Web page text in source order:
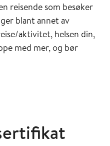
reisende som besøker
blant annet av
aktivitet, helsen din,
med mer, og bør